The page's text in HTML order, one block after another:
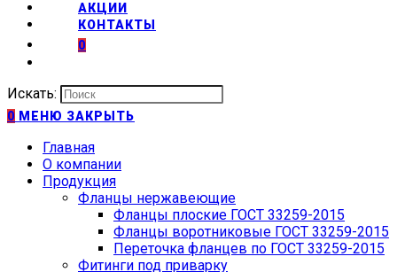
АКЦИИ
КОНТАКТЫ
0
Искать:
0 МЕНЮ ЗАКРЫТЬ
Главная
О компании
Продукция
Фланцы нержавеющие
Фланцы плоские ГОСТ 33259-2015
Фланцы воротниковые ГОСТ 33259-2015
Переточка фланцев по ГОСТ 33259-2015
Фитинги под приварку